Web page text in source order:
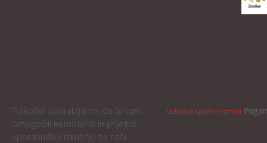
Piškotke uporabljamo, da bi vam
omogočili nemoteno in prijetno
uporabniško izkušnjo na naši
Izdelava spletnih strani